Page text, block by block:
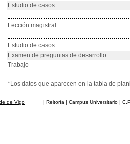
Estudio de casos
Lección magistral
Estudio de casos
Examen de preguntas de desarrollo
Trabajo
*Los datos que aparecen en la tabla de
de Vigo | Reitoría | Campus Universitario | C.P.